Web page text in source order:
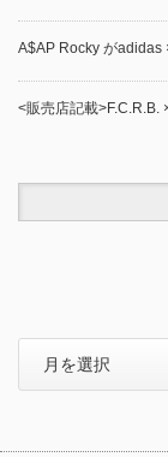
A$AP Rocky がadidas
<販売店記載>F.C.R.B.